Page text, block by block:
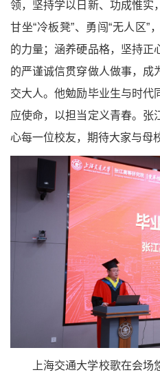
领，坚持学以日新、功成惟实
甘坐“冷板凳”、勇闯“无人区”
的力量；涵养硬品格，坚持正
的严谨诚信贯穿做人做事，成
交大人。他勉励毕业生与时代
应使命，以担当定义青春。张
心每一位校友，期待大家与母
上海交通大学校歌在会